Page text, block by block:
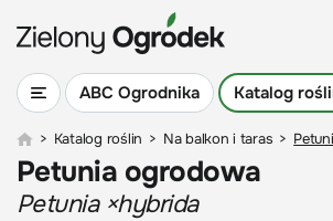
ABC Ogrodnika Katalog
> Katalog roślin > Na balkon i taras >
Petunia ogrodowa
Petunia ×hybrida